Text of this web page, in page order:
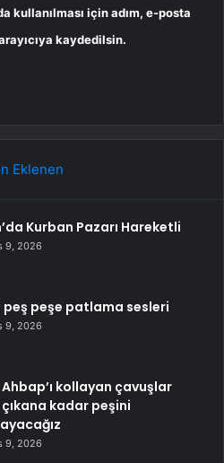
kullanılması için adım, e-posta
kaydedilsin.
Eklenen
Kurban Pazarı Hareketli
9, 2026
peş peşe patlama sesleri
9, 2026
Ahbap’ı kollayan çavuşlar
kadar peşini
9, 2026